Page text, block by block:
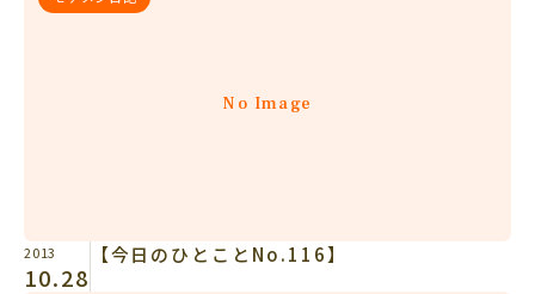
No Image
2013
10.28
【今日のひとことNo.116】